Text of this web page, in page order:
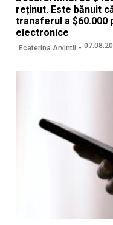
reținut. Este bănuit
transferul a $60.000
electronice
Ecaterina Arvintii